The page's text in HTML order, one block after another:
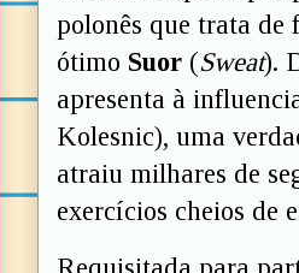
polonês que trata de
ótimo Suor (Sweat).
apresenta à
Kolesnic), uma
atraiu milhares de
exercícios cheios de